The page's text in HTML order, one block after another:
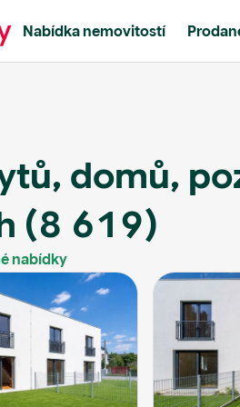
Nabídka nemovitostí
domů,
(8 619)
nabídky